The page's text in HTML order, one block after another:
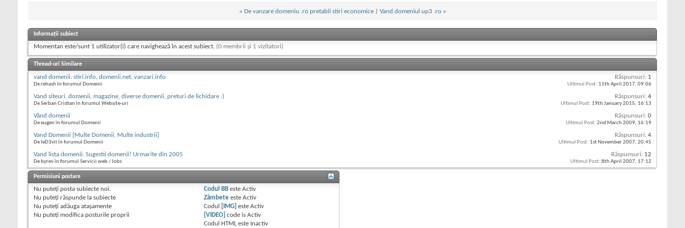
« De vanzare domeniu .ro pretabil stiri economice| Vand domeniul up3 .ro »
Informații subiect
Momentan este/sunt 1 utilizator(i) care navighează în acest subiect. (0 membrii și 1 vizitatori)
Thread-uri Similare
vand domenii: stiri.info, domenii.net, vanzari.info
De rehash în forumul Domenii
Răspunsuri: 1
Ultimul Post: 11th April 2017, 09:06
Vand siteuri, domenii, magazine, diverse domenii, preturi de lichidare :)
De Serban Cristian în forumul Website-uri
Răspunsuri: 4
Ultimul Post: 19th January 2015, 16:13
Vând domenii
De eugen în forumul Domenii
Răspunsuri: 0
Ultimul Post: 2nd March 2009, 16:19
Vand Domenii [Multe Domenii, Multe industrii]
De IeD3vil în forumul Domenii
Răspunsuri: 4
Ultimul Post: 1st November 2007, 20:45
Vand lista domenii. Sugestii domenii! Urmarite din 2005
De byrev în forumul Servicii web / Jobs
Răspunsuri: 12
Ultimul Post: 8th April 2007, 17:12
Permisiuni postare
Nu puteţi posta subiecte noi.
Nu puteţi răspunde la subiecte
Nu puteţi adăuga ataşamente
Nu puteţi modifica posturile proprii
Codul BB esteActiv
Zâmbete esteActiv
Codul
[IMG] esteActiv
[VIDEO] code isActiv
Codul HTML este Inactiv